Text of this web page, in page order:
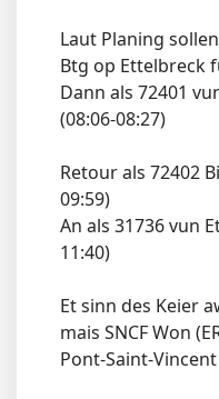
Laut Planing
Btg op Ettelbreck
Dann als 72401
(08:06-08:27)
Retour als 72402
09:59)
An als 31736 vun
11:40)
Et sinn des Keier
mais SNCF Won
Pont-Saint-Vincent